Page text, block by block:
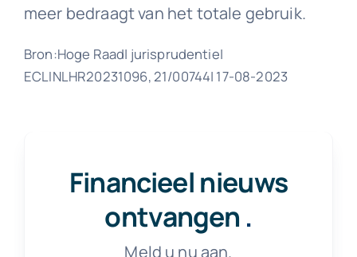
meer bedraagt van het totale gebruik.
Bron:Hoge Raad| jurisprudentie|
ECLINLHR20231096, 21/00744| 17-08-2023
Financieel nieuws
ontvangen .
Meld u nu aan.